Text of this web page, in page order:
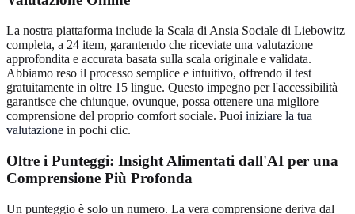
La nostra piattaforma include la Scala di Ansia Sociale di Liebowitz
completa, a 24 item, garantendo che riceviate una valutazione
approfondita e accurata basata sulla scala originale e validata.
Abbiamo reso il processo semplice e intuitivo, offrendo il test
gratuitamente in oltre 15 lingue. Questo impegno per l'accessibilità
garantisce che chiunque, ovunque, possa ottenere una migliore
comprensione del proprio comfort sociale. Puoi iniziare la tua
valutazione in pochi clic.
Oltre i Punteggi: Insight Alimentati dall'AI per una
Comprensione Più Profonda
Un punteggio è solo un numero. La vera comprensione deriva dal